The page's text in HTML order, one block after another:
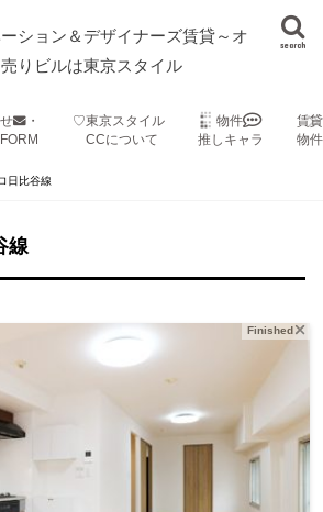
ション＆デザイナーズ賃貸～オ
りビルは東京スタイル
search
・
FORM
♡東京スタイル
CCについて
物件
推しキャラ
賃
物
日比谷線
線
Finished